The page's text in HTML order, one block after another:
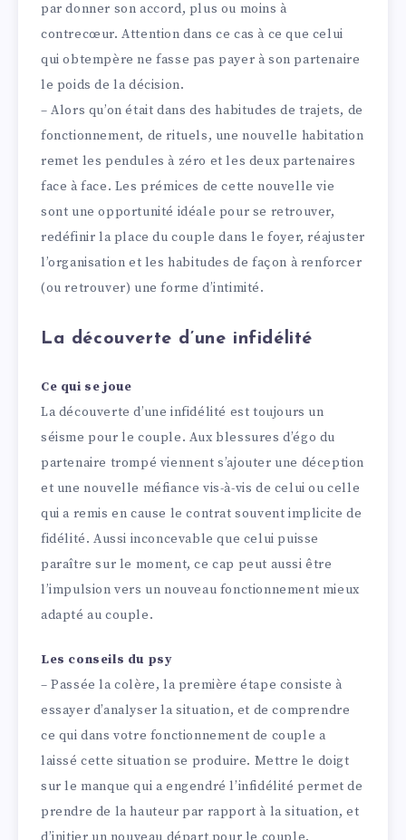
par donner son accord, plus ou moins à
contrecœur. Attention dans ce cas à ce que celui
qui obtempère ne fasse pas payer à son partenaire
le poids de la décision.
– Alors qu’on était dans des habitudes de trajets, de
fonctionnement, de rituels, une nouvelle habitation
remet les pendules à zéro et les deux partenaires
face à face. Les prémices de cette nouvelle vie
sont une opportunité idéale pour se retrouver,
redéfinir la place du couple dans le foyer, réajuster
l’organisation et les habitudes de façon à renforcer
(ou retrouver) une forme d’intimité.
La découverte d’une infidélité
Ce qui se joue
La découverte d’une infidélité est toujours un
séisme pour le couple. Aux blessures d’égo du
partenaire trompé viennent s’ajouter une déception
et une nouvelle méfiance vis-à-vis de celui ou celle
qui a remis en cause le contrat souvent implicite de
fidélité. Aussi inconcevable que celui puisse
paraître sur le moment, ce cap peut aussi être
l’impulsion vers un nouveau fonctionnement mieux
adapté au couple.
Les conseils du psy
– Passée la colère, la première étape consiste à
essayer d’analyser la situation, et de comprendre
ce qui dans votre fonctionnement de couple a
laissé cette situation se produire. Mettre le doigt
sur le manque qui a engendré l’infidélité permet de
prendre de la hauteur par rapport à la situation, et